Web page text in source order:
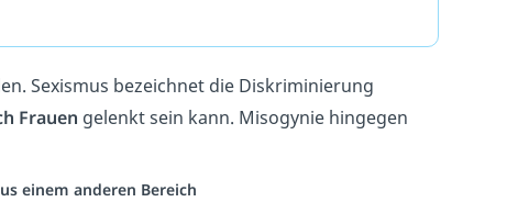
Sexismus bezeichnet die Diskriminierung
Frauen gelenkt sein kann. Misogynie hingegen
einem anderen Bereich